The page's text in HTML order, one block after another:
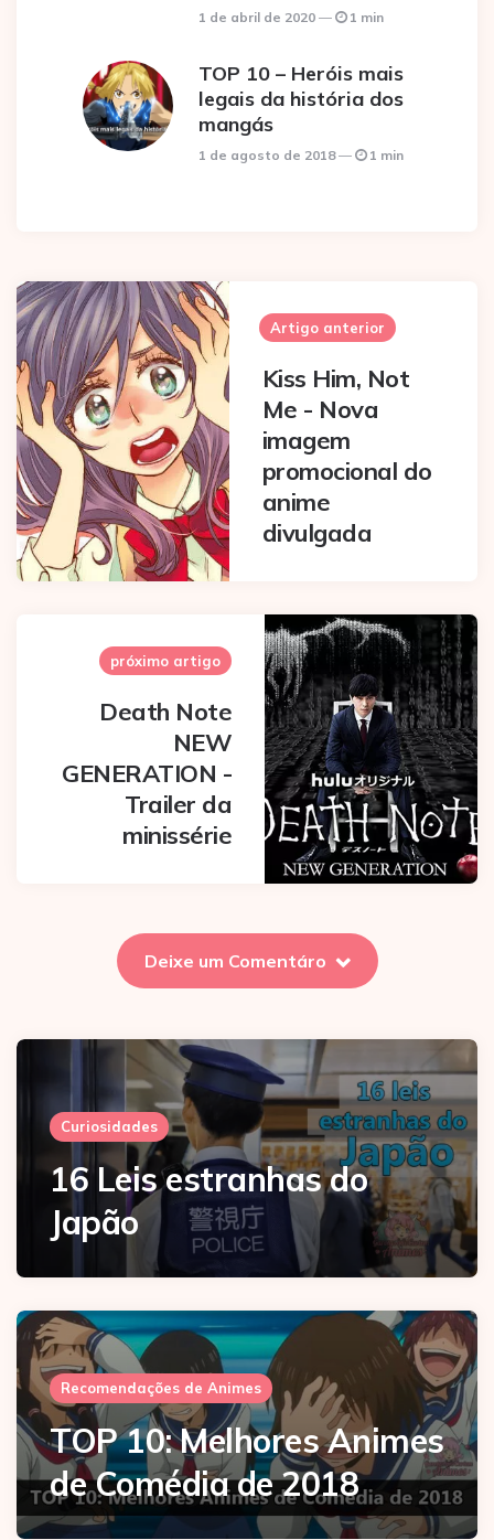
1 de abril de 2020 1 min
TOP 10 – Heróis mais
legais da história dos
mangás
1 de agosto de 2018 1 min
Post
navigation
Artigo anterior
Kiss Him, Not
Me - Nova
imagem
promocional do
anime
divulgada
próximo artigo
Death Note
NEW
GENERATION -
Trailer da
minissérie
Deixe um Comentáro
Curiosidades
16 Leis estranhas do
Japão
Recomendações de Animes
TOP 10: Melhores Animes
de Comédia de 2018